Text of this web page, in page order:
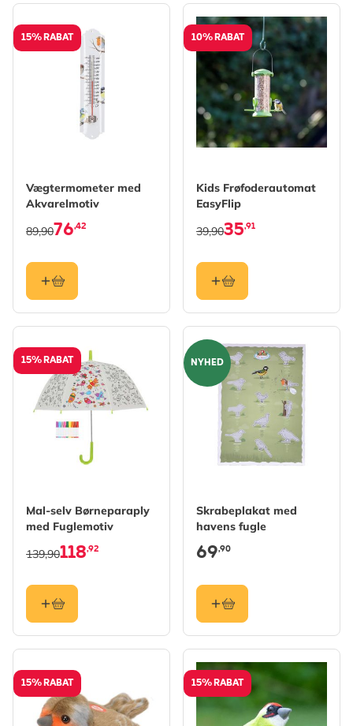
15% RABAT
Vægtermometer med
Akvarelmotiv
76,42
89,90
10% RABAT
Kids Frøfoderautomat
EasyFlip
35,91
39,90
15% RABAT
Mal-selv Børneparaply
med Fuglemotiv
118,92
139,90
NYHED
Skrabeplakat med
havens fugle
69,90
15% RABAT 15% RABAT